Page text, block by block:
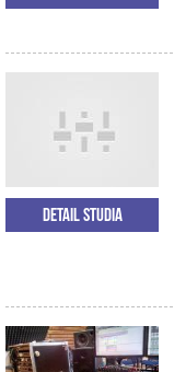
Detail studia